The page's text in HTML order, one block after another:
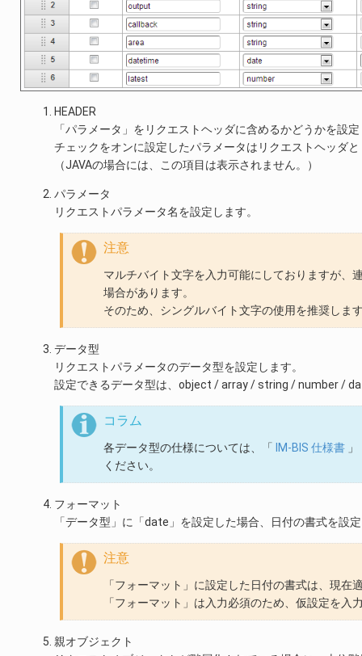
HEADER
「パラメータ」をリクエストヘッダに含めるかどうかを設
チェックをオンに設定したパラメータはリクエストヘッダ
（JAVAの場合には、この項目は表示されません。）
パラメータ
リクエストパラメータ名を設定します。
注意
マルチバイト文字を入力可能にしておりますが、
場合があります。
そのため、シングルバイト文字の使用を推奨しま
データ型
リクエストパラメータのデータ型を設定します。
設定できるデータ型は、object / array / string / number /
コラム
各データ型の仕様については、「 IM-BIS 仕様書
ください。
フォーマット
「データ型」に「date」を設定した場合、日付の書式を設
注意
「フォーマット」に設定した日付の書式は、現在
「フォーマット」は入力必須のため、仮設定を入
親オブジェクト